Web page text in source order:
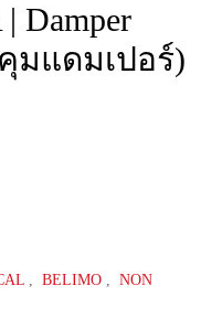
Damper
มแดมเปอร์)
, BELIMO , NON